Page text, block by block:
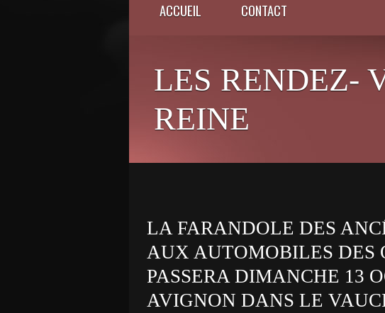
ACCUEIL CONTACT
LES RENDEZ-
REINE
LA FARANDOLE DES
AUX AUTOMOBILES DES
PASSERA DIMANCHE 13
AVIGNON DANS LE